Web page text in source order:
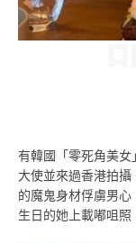
有韓國「零死角美
大使並來過香港拍
的魔鬼身材俘虜男
生日的她上載嘟咀照